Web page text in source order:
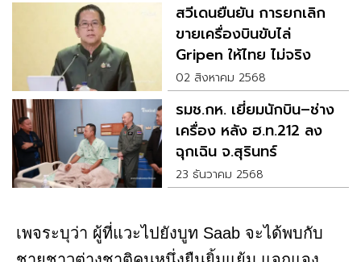
สวีเดนยืนยัน การยกเลิก
ขายเครื่องบินขับไล่
Gripen ให้ไทย ไม่จริง
02 สิงหาคม 2568
รมช.กห. เยี่ยมนักบิน–ช่าง
เครื่อง หลัง ฮ.ท.212 ลง
ฉุกเฉิน จ.สุรินทร์
23 ธันวาคม 2568
เพจระบุว่า ผู้ที่แวะไปยังบูท Saab จะได้พบกับ